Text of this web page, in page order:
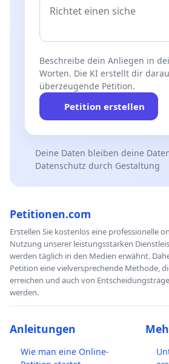
Beschreibe dein Anliegen in
Worten. Die KI erstellt dir
überzeugende Petition.
Petition erstellen
Deine Daten bleiben deine
Datenschutz durch Gestaltung
Petitionen.com
Erstellen Sie kostenlos eine professionelle
Nutzung unserer leistungsstarken
werden täglich in den Medien erwähnt.
Petition eine vielversprechende Methode,
erreichen und auch von
werden.
Anleitungen
Wie man eine Online-